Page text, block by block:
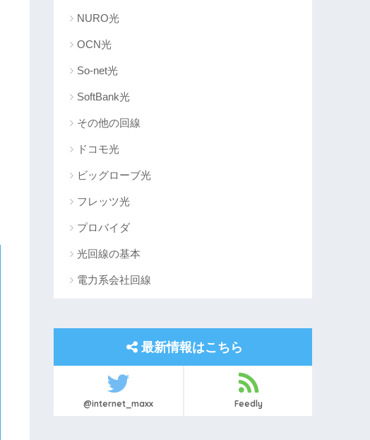
NURO光
OCN光
So-net光
SoftBank光
その他の回線
ドコモ光
ビッグローブ光
フレッツ光
プロバイダ
光回線の基本
電力系会社回線
最新情報はこちら
@internet_maxx Feedly